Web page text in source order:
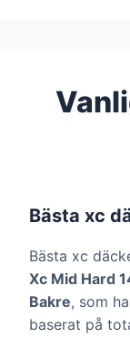
Bästa xc
Bästa xc
Xc Mid Hard
Bakre, som
baserat på